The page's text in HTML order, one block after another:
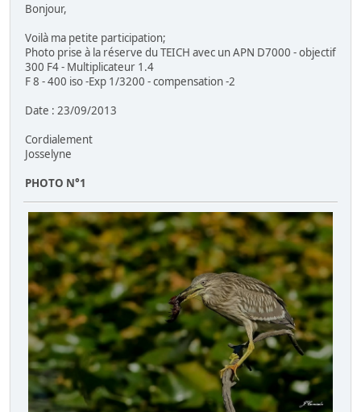
Bonjour,
Voilà ma petite participation;
Photo prise à la réserve du TEICH avec un APN D7000 - objectif
300 F4 - Multiplicateur 1.4
F 8 - 400 iso -Exp 1/3200 - compensation -2
Date : 23/09/2013
Cordialement
Josselyne
PHOTO N°1